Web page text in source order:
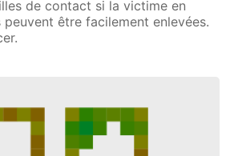
de contact si la victime en
être facilement enlevées.